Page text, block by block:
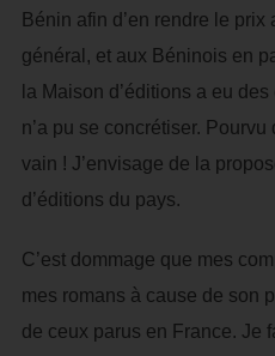
Bénin afin d’en rendre le
général, et aux Béninois en
la Maison d’éditions a eu
n’a pu se concrétiser.
vain ! J’envisage de la
d’éditions du pays.
C’est dommage que mes
mes romans à cause de son
de ceux parus en France. Je